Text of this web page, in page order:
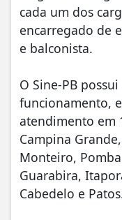
cada um dos
encarregado de
e balconista.
O Sine-PB
funcionamento,
atendimento em
Campina
Monteiro,
Guarabira,
Cabedelo e